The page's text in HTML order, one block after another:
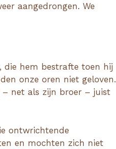
aangedrongen. We
die hem bestrafte toen hij
onze oren niet geloven.
– net als zijn broer – juist
ontwrichtende
en mochten zich niet